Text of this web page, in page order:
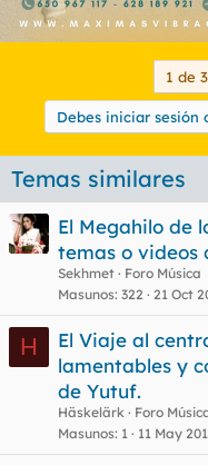
1 de 3
Debes iniciar sesión
Temas similares
El Megahilo de
temas o videos
Sekhmet
Foro Música
Masunos 322 21 Oct
H
El Viaje al
lamentables y
de Yutuf.
Häskelärk
Foro
Masunos 1 11 May